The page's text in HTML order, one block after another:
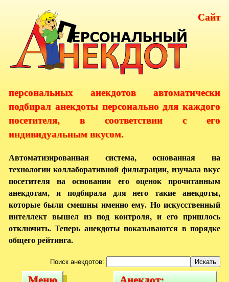
Сайт
персональных анекдотов автоматически
подбирал анекдоты персонально для каждого
посетителя, в соответствии с его
индивидуальным вкусом.
Автоматизированная система, основанная на
технологии коллаборативной фильтрации, изучала вкус
посетителя на основании его оценок прочитанным
анекдотам, и подбирала для него такие анекдоты,
которые были смешны именно ему. Но искусственный
интеллект вышел из под контроля, и его пришлось
отключить. Теперь анекдоты показываются в порядке
общего рейтинга.
Поиск анекдотов: